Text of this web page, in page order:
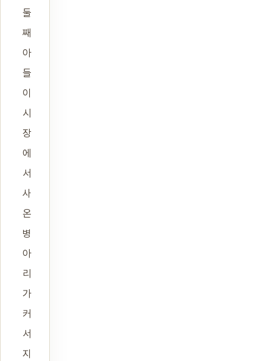
둘
째
아
들
이
시
장
에
서
사
온
병
아
리
가
커
서
지